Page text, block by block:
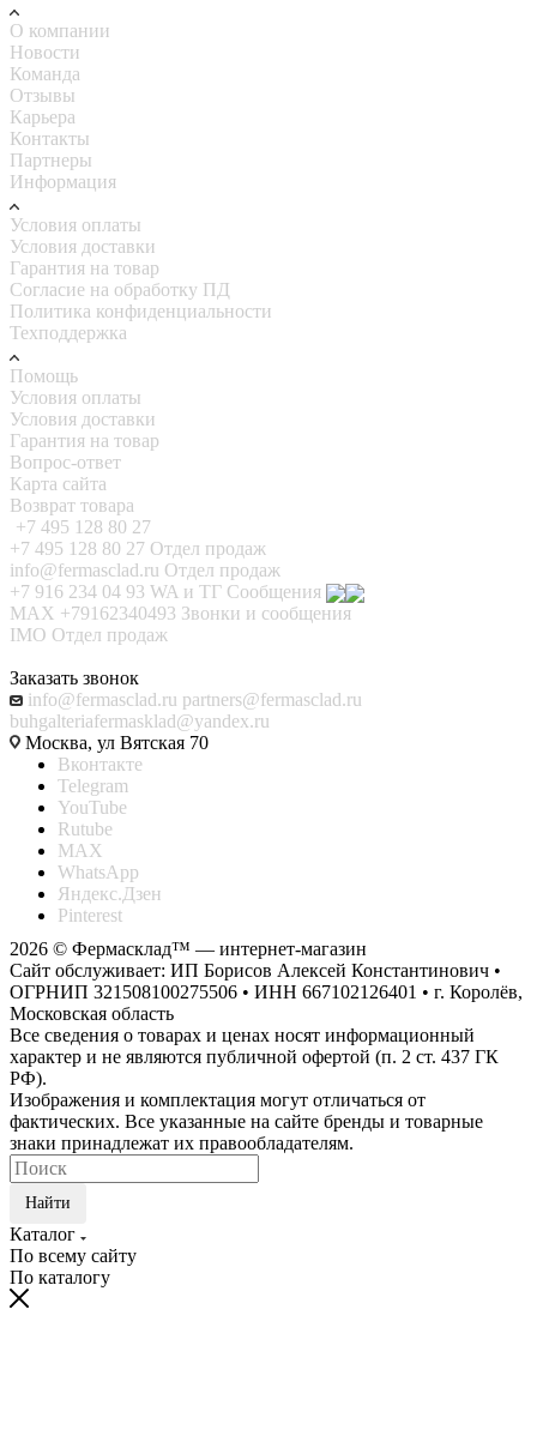
О компании
Новости
Команда
Отзывы
Карьера
Контакты
Партнеры
Информация
Условия оплаты
Условия доставки
Гарантия на товар
Согласие на обработку ПД
Политика конфиденциальности
Техподдержка
Помощь
Условия оплаты
Условия доставки
Гарантия на товар
Вопрос-ответ
Карта сайта
Возврат товара
+7 495 128 80 27
+7 495 128 80 27 Отдел продаж
info@fermasclad.ru Отдел продаж
+7 916 234 04 93 WA и ТГ Сообщения
MAX +79162340493 Звонки и сообщения
IMO Отдел продаж
Заказать звонок
info@fermasclad.ru partners@fermasclad.ru
buhgalteriafermasklad@yandex.ru
Москва, ул Вятская 70
Вконтакте
Telegram
YouTube
Rutube
MAX
WhatsApp
Яндекс.Дзен
Pinterest
2026 © Фермасклад™ — интернет-магазин
Сайт обслуживает: ИП Борисов Алексей Константинович •
ОГРНИП 321508100275506 • ИНН 667102126401 • г. Королёв,
Московская область
Все сведения о товарах и ценах носят информационный
характер и не являются публичной офертой (п. 2 ст. 437 ГК
РФ).
Изображения и комплектация могут отличаться от
фактических. Все указанные на сайте бренды и товарные
знаки принадлежат их правообладателям.
Найти
Каталог
По всему сайту
По каталогу